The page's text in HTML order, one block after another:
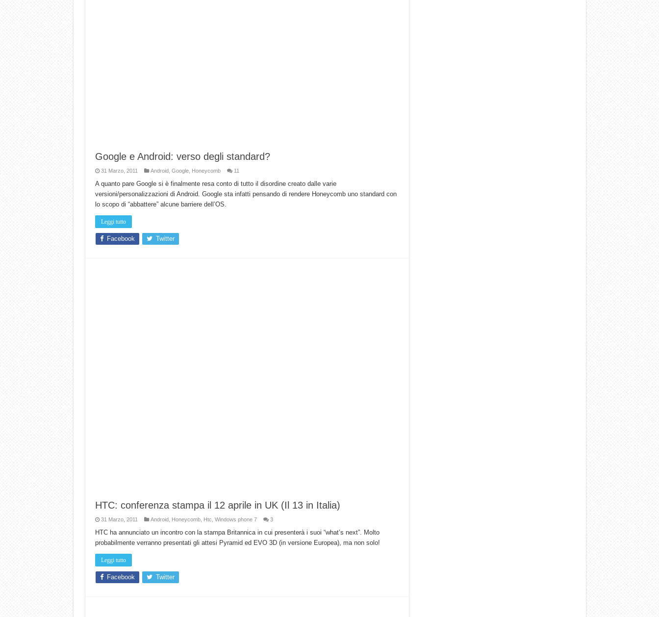
Google e Android: verso degli standard?
31 Marzo, 2011 Android, Google, Honeycomb 11
A quanto pare Google si è finalmente resa conto di tutto il disordine creato dalle varie
versioni/personalizzazioni di Android. Google sta infatti pensando di rendere Honeycomb uno standard con
lo scopo di “abbattere” alcune barriere dell’OS.
Leggi tutto
Facebook Twitter
HTC: conferenza stampa il 12 aprile in UK (Il 13 in Italia)
31 Marzo, 2011 Android, Honeycomb, Htc, Windows phone 7 3
HTC ha annunciato un incontro con la stampa Britannica in cui presenterà i suoi “what’s next”. Molto
probabilmente verranno presentati gli attesi Pyramid ed EVO 3D (in versione Europea), ma non solo!
Leggi tutto
Facebook Twitter